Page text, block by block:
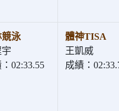
泳
02:33.55
體神TISA
王凱威
成績：